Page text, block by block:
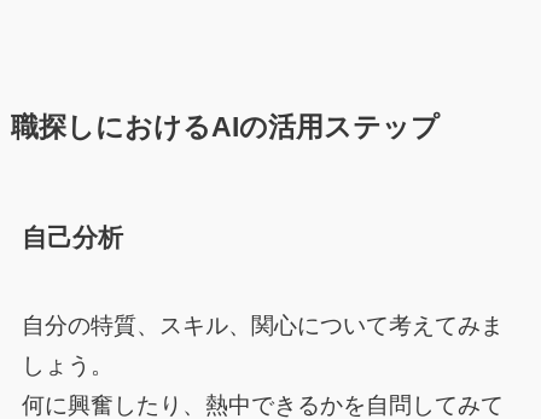
職探しにおけるAIの活用ステップ
自己分析
自分の特質、スキル、関心について考えてみま
しょう。
何に興奮したり、熱中できるかを自問してみて